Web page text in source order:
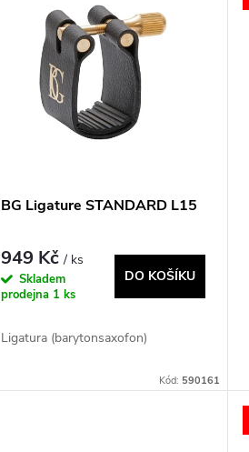
BG Ligature STANDARD L15
949 Kč/ ks
Skladem
prodejna 1 ks
DO KOŠÍKU
Ligatura (barytonsaxofon)
Kód: 590161